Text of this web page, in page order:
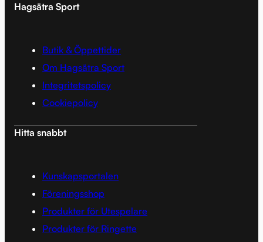
Hagsätra Sport
Butik & Öppettider
Om Hagsätra Sport
Integritetspolicy
Cookiepolicy
Hitta snabbt
Kunskapsportalen
Föreningsshop
Produkter för Utespelare
Produkter för Ringette